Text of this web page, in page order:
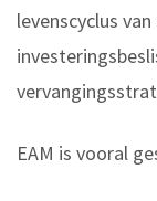
levenscyclus
EAM is vooral